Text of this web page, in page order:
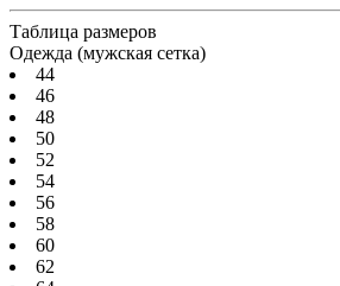
Таблица размеров
Одежда (мужская сетка)
44
46
48
50
52
54
56
58
60
62